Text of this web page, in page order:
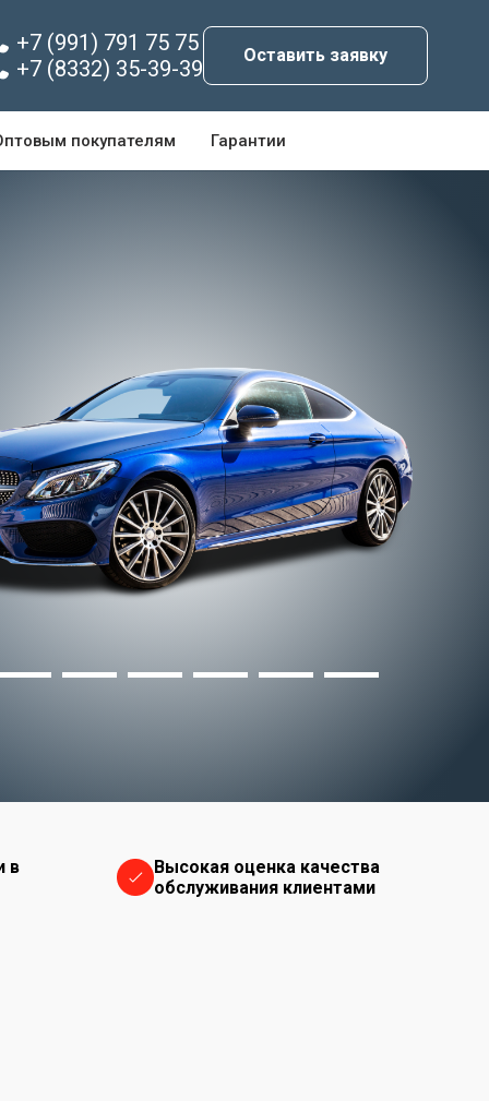
+7 (991) 791 75 75
+7 (8332) 35-39-39
Оставить заявку
покупателям Гарантии
в
Высокая оценка качества
обслуживания клиентами